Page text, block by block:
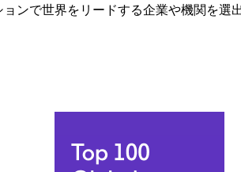
ンで世界をリードする企業や機関を選